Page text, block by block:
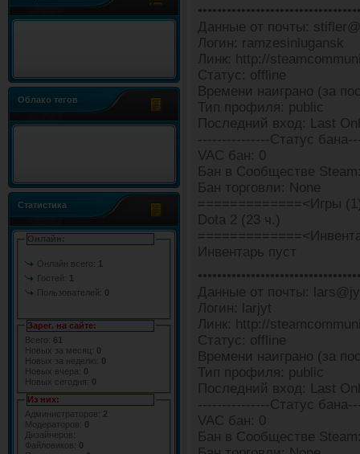
Облако тегов
Статистика
Онлайн:
Онлайн всего: 1
Гостей: 1
Пользователей: 0
Зарег. на сайте:
Всего: 61
Новых за месяц: 0
Новых за неделю: 0
Новых вчера: 0
Новых сегодня: 0
Из них:
Администраторов: 2
Модераторов: 0
Дизайнеров:
Файловиков: 0
Данные от почты:
Логин: ramzesinlugansk
Линк: http://
Статус: offline
Времени наиграно (за
Тип профиля: public
Последний вход: Last
---------------Статус
VAC бан: 0
Бан в Сообществе
Бан торговли: None
=============<Игры
Dota 2 (23 ч.)
Инвентарь пуст
Данные от почты:
Логин: larjyt
Линк: http://
Статус: offline
Времени наиграно (за
Тип профиля: public
Последний вход: Last
---------------Статус
VAC бан: 0
Бан в Сообществе